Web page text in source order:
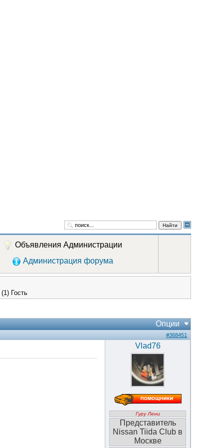
Найти
Объявления Администрации
Администрация форума
(1) Гость
Опции
#368451
Vlad76
Гуру Лени
Представитель
Nissan Tiida Club в
Москве